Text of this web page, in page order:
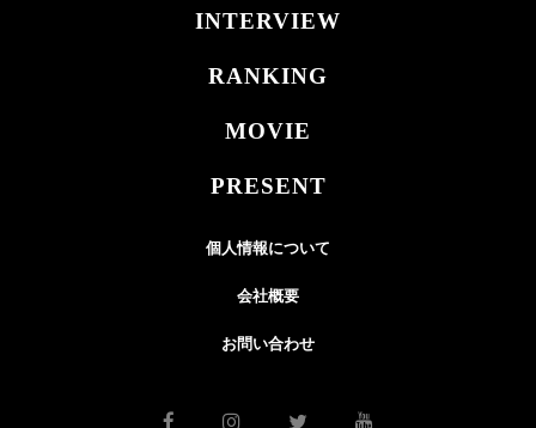
INTERVIEW
RANKING
MOVIE
PRESENT
個人情報について
会社概要
お問い合わせ